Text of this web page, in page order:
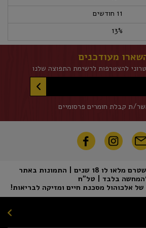
11 חודשים
13%
מעודכנים
להצטרפות לרשימת התפוצה שלנו
ת קבלת חומרים פרסומיים
המכירה אסורה למי שטרם מלאו לו 18 שנים | התמונות באתר
בלבד | טל"ח
אלכוהול מסכנת חיים ומזיקה לבריאות!